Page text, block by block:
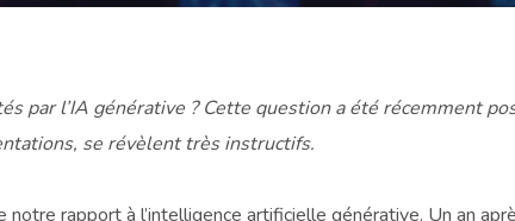
par l’IA générative ? Cette question a été récemment
se révèlent très instructifs.
rapport à l’intelligence artificielle générative. Un an